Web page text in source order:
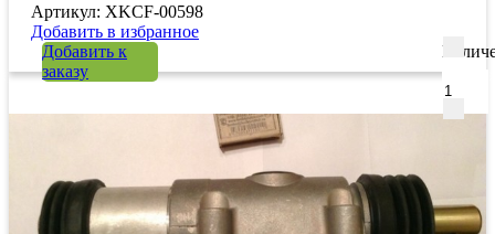
Артикул: XKCF-00598
Добавить в избранное
Добавить к
заказу